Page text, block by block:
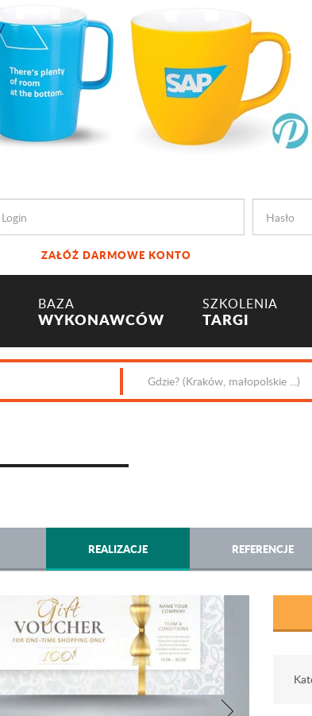
ZAŁÓŻ DARMOWE KONTO
BAZA
WYKONAWCÓW
SZKOLENIA
TARGI
REALIZACJE REFERENCJE